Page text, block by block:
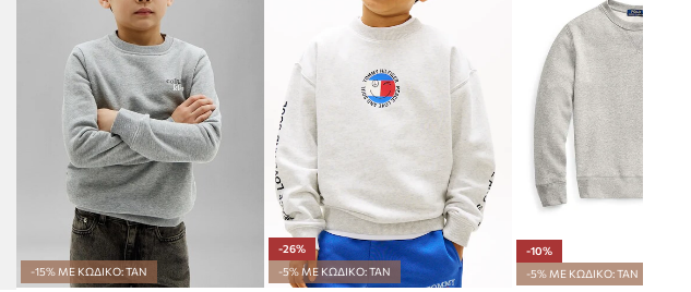
-15% ΜΕ ΚΩΔΙΚΟ: TAN
-26%
-5% ΜΕ ΚΩΔΙΚΟ: TAN
-10%
-5% ΜΕ ΚΩΔΙΚΟ: TAN